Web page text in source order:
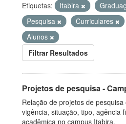
Etiquetas:
Itabira
Pesquisa
Curriculares
Alunos
Filtrar Resultados
Projetos de pesquisa -
Relação de projetos de
vigência, situação, tipo, agência
acadêmica no campus Itabira.